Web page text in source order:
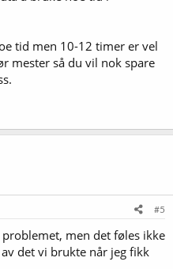
tid men 10-12 timer er vel
mester så du vil nok spare
#5
men det føles ikke
det vi brukte når jeg fikk